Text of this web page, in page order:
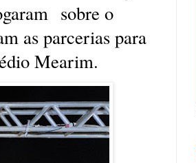
sobre o
as parcerias para
Mearim.